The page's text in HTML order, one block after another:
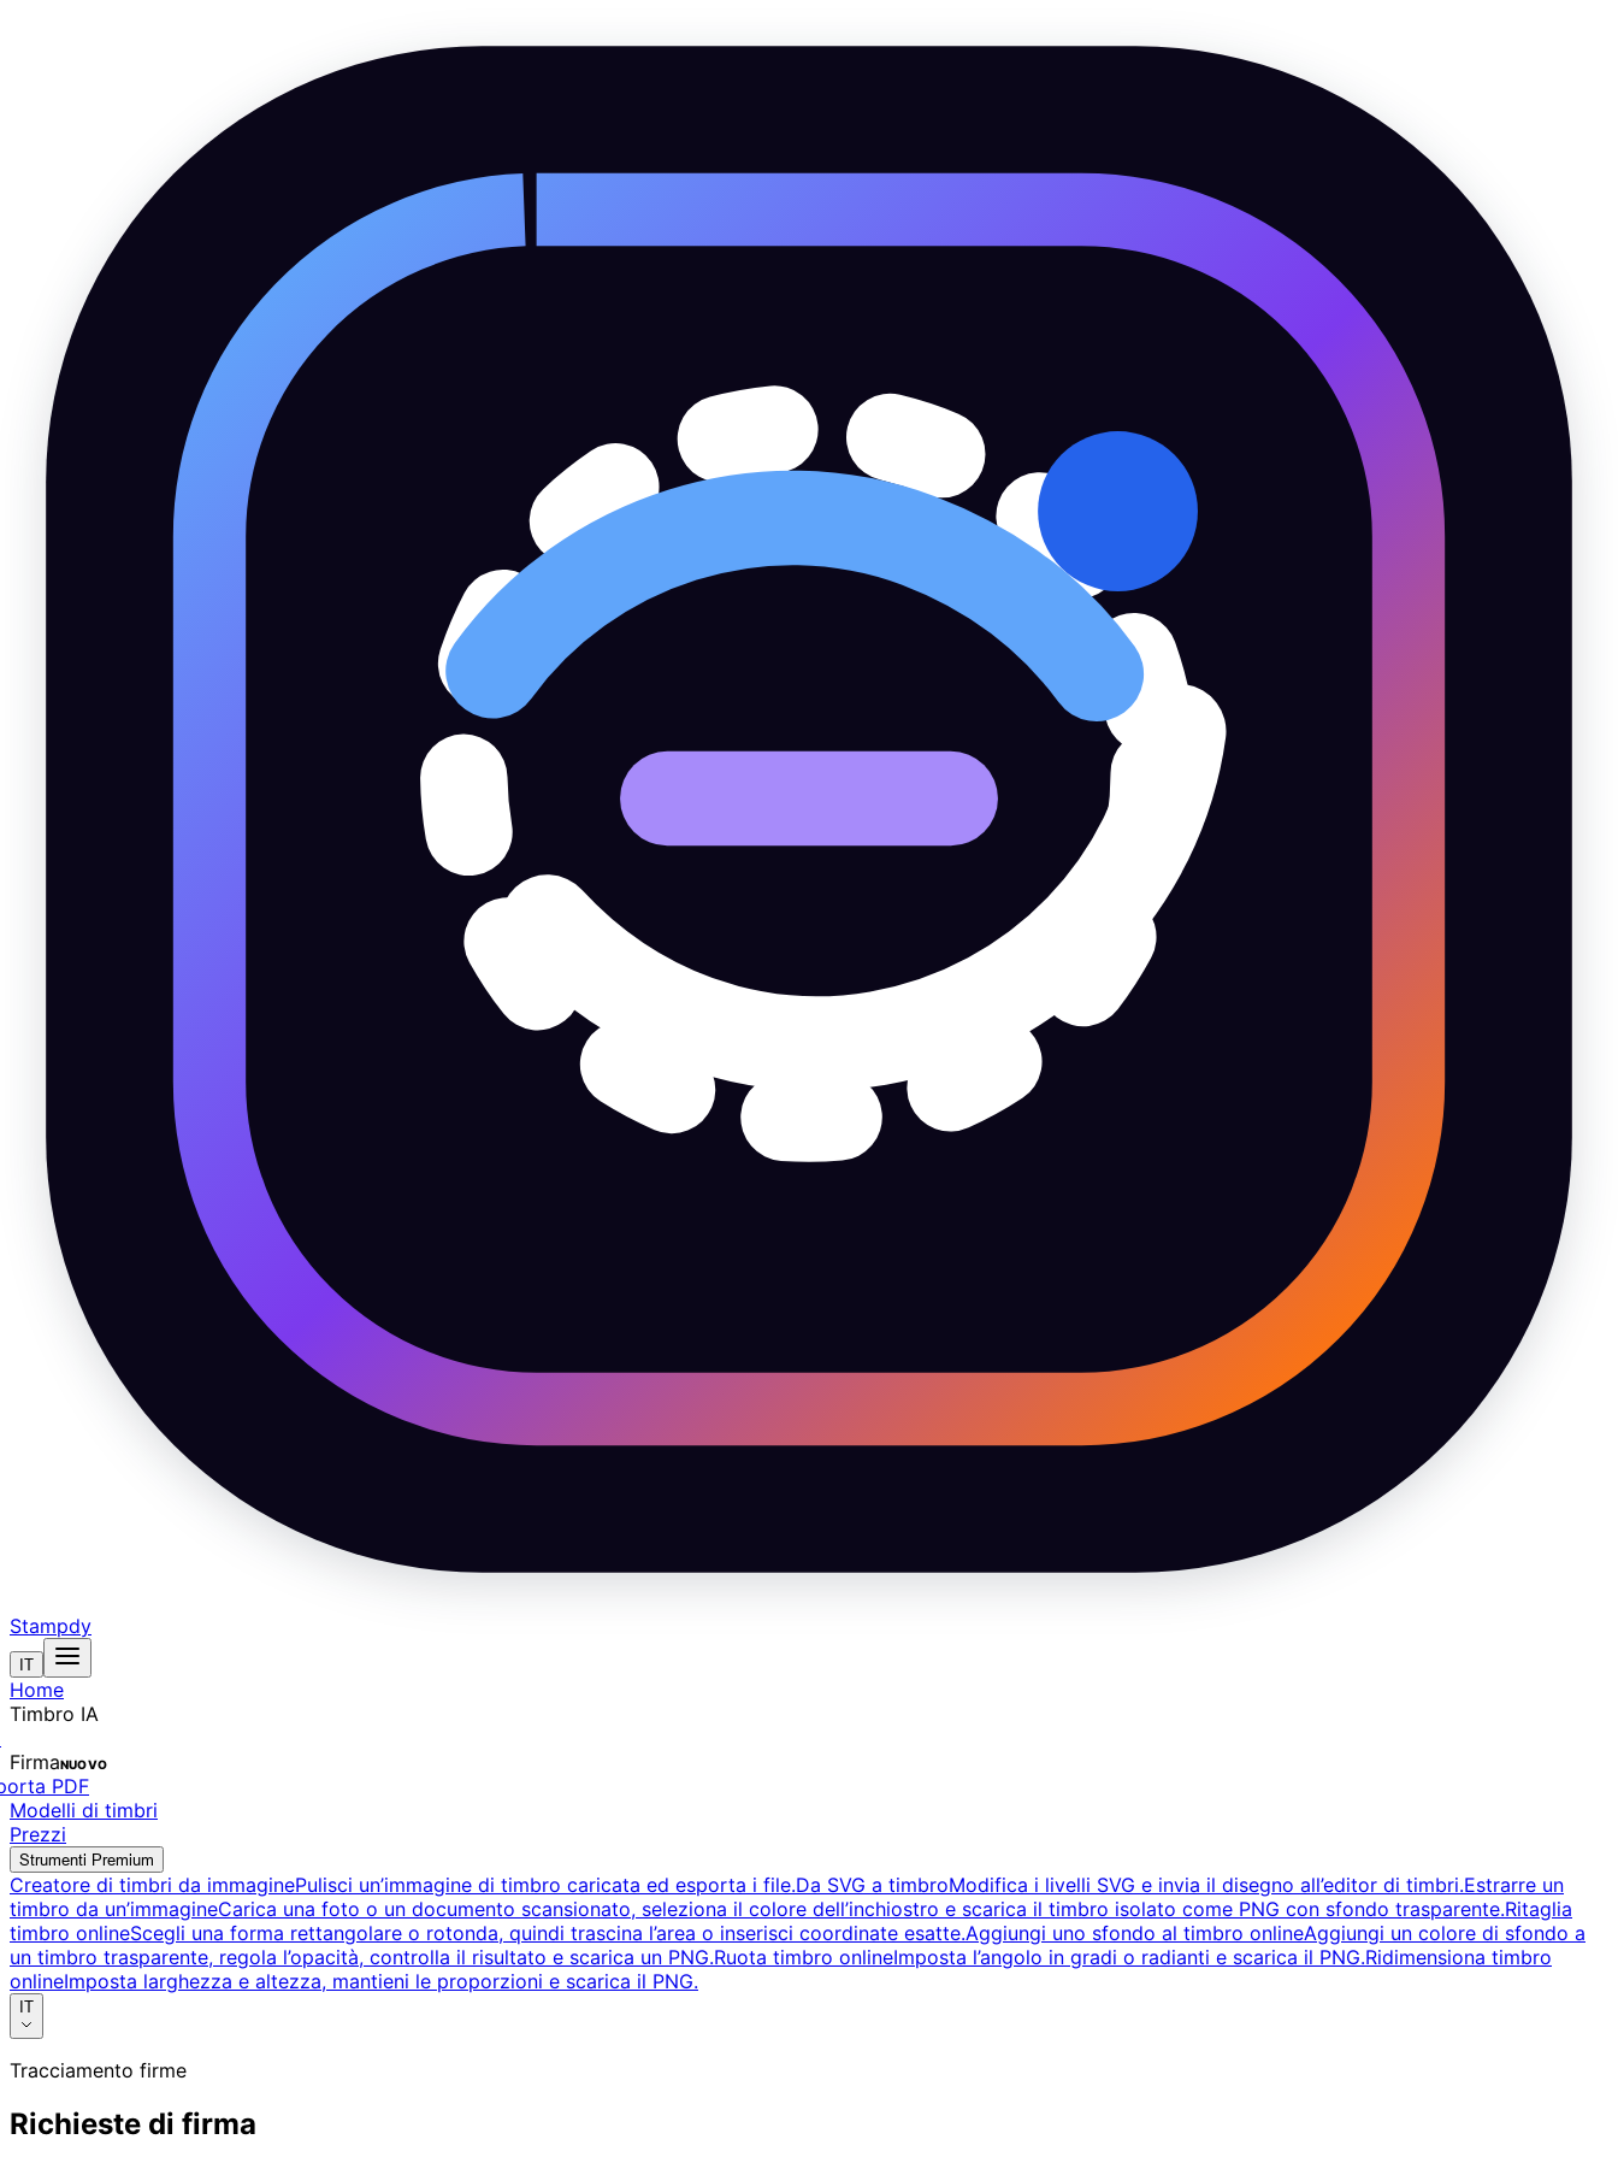
Stampdy
IT
Home
Timbro IA
FirmaNUOVO
PDF
Modelli di timbri
Prezzi
Strumenti Premium
Creatore di timbri da immaginePulisci un’immagine di timbro caricata ed esporta i file.Da SVG a timbroModifica i livelli SVG e invia il disegno all’editor di timbri.Estrarre un
timbro da un’immagineCarica una foto o un documento scansionato, seleziona il colore dell’inchiostro e scarica il timbro isolato come PNG con sfondo trasparente.Ritaglia
timbro onlineScegli una forma rettangolare o rotonda, quindi trascina l’area o inserisci coordinate esatte.Aggiungi uno sfondo al timbro onlineAggiungi un colore di sfondo a
un timbro trasparente, regola l’opacità, controlla il risultato e scarica un PNG.Ruota timbro onlineImposta l’angolo in gradi o radianti e scarica il PNG.Ridimensiona timbro
onlineImposta larghezza e altezza, mantieni le proporzioni e scarica il PNG.
IT
Tracciamento firme
Richieste di firma